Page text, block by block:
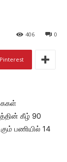
0
406
Pinterest
கீழ் 90
பணியில் 14